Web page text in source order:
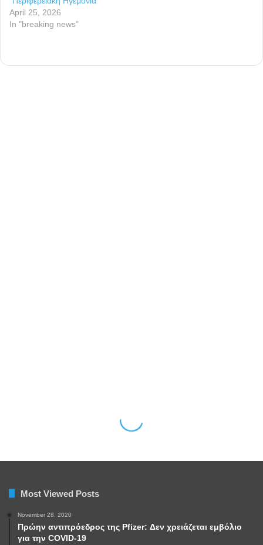
Most Viewed Posts
November 28, 2020
Πρώην αντιπρόεδρος της Pfizer: Δεν χρειάζεται εμβόλιο
για την COVID-19